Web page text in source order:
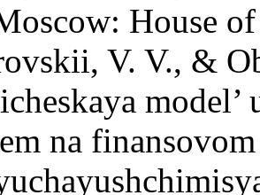
House
V. V., &
na